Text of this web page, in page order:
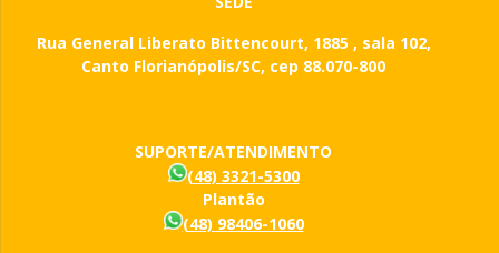
Rua General Liberato Bittencourt, 1885 , sala 102,
Canto Florianópolis/SC, cep 88.070-800
SUPORTE/ATENDIMENTO
(48) 3321-5300
Plantão
(48) 98406-1060